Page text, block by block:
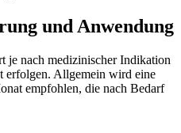
und Anwendung
je nach medizinischer Indikation
erfolgen. Allgemein wird eine
empfohlen, die nach Bedarf